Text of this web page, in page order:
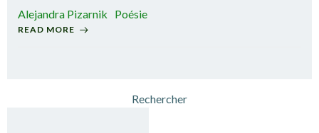
Alejandra Pizarnik Poésie
READ MORE
Rechercher